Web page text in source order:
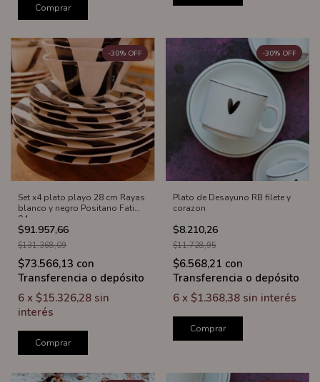
Comprar
Set x4 plato playo 28 cm Rayas
blanco y negro Positano Fatima
04
$91.957,66
-30% OFF
$131.368,09
$73.566,13 con
Transferencia o depósito
6 x $15.326,28 sin
interés
Comprar
Plato de Desayuno RB filete y
corazon
$8.210,26
-30% OFF
$11.728,95
$6.568,21 con
Transferencia o depósito
6 x $1.368,38 sin interés
Comprar